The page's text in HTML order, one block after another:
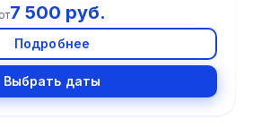
от7 500 руб.
Подробнее
Выбрать даты